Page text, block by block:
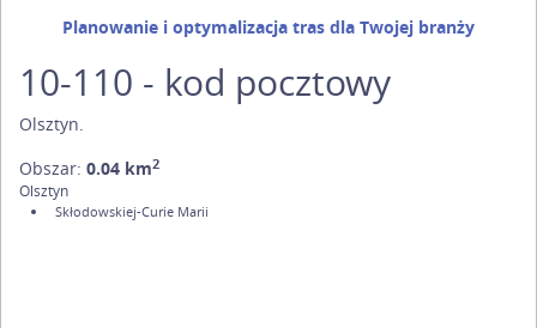
Planowanie i optymalizacja tras dla Twojej branży
10-110 - kod pocztowy
Olsztyn.
Obszar: 0.04 km2
Olsztyn
Skłodowskiej-Curie Marii